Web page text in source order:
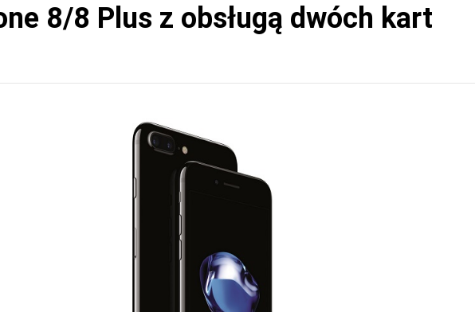
8/8 Plus z obsługą dwóch kart